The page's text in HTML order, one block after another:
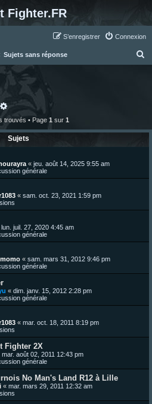
Fighter.FR
Connexion
S’enregistrer
Sujets sans réponse
Recherche avancée
trouvés • Page 1 sur 1
Sujets
« jeu. août 14, 2025 9:55 am
générale
« sam. oct. 23, 2021 1:59 pm
lun. juil. 27, 2020 4:45 am
générale
« sam. mars 31, 2012 9:46 pm
générale
« dim. janv. 15, 2012 2:28 pm
générale
« mar. oct. 18, 2011 8:19 pm
Fighter 2X
mar. août 02, 2011 12:43 pm
générale
No Man's Land R12 à Lille
« mar. mars 29, 2011 12:32 am